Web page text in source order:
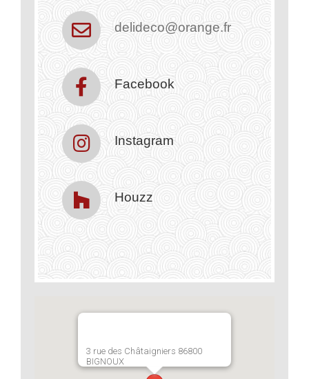
delideco@orange.fr
Facebook
Instagram
Houzz
3 rue des Châtaigniers 86800
BIGNOUX